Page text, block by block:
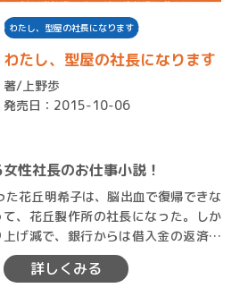
わたし、型屋の社長になります
わたし、型屋の社長になります
著/上野歩
発売日：2015-10-06
性社長のお仕事小説！
花丘明希子は、脳出血で復帰できな
、花丘製作所の社長になった。しか
げ減で、銀行からは借入金の返済を
詳しくみる